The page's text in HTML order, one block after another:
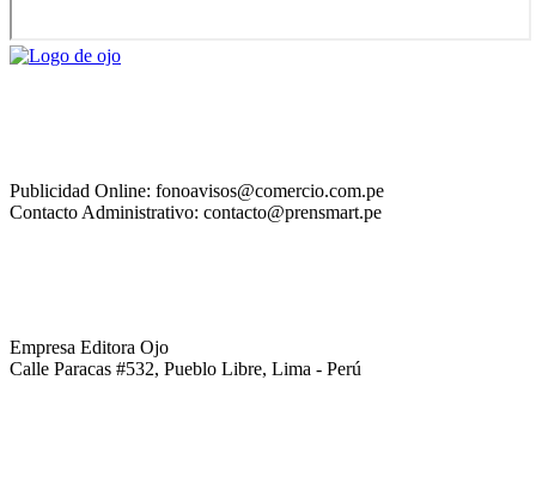
Publicidad Online: fonoavisos@comercio.com.pe
Contacto Administrativo: contacto@prensmart.pe
Empresa Editora Ojo
Calle Paracas #532, Pueblo Libre, Lima - Perú